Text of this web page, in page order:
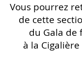
Vous pourrez
de cette
du Gala de
à la